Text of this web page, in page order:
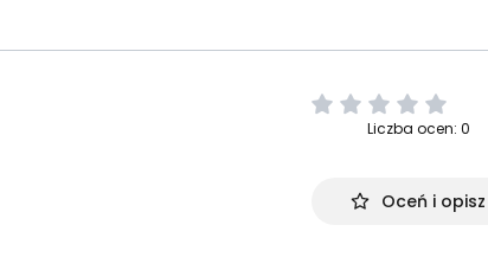
Liczba ocen: 0
Oceń i opisz